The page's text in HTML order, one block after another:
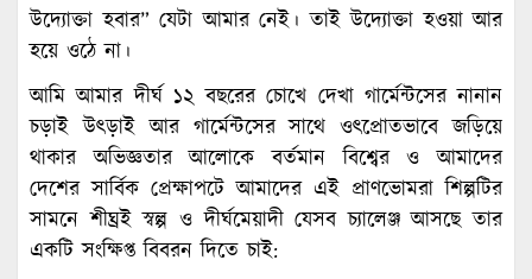
উদ্যোক্তা হবার” যেটা আমার নেই। তাই উদ্যোক্তা হওয়া আর
হয়ে ওঠে না।
আমি আমার দীর্ঘ ১২ বছরের চোখে দেখা গার্মেন্টসের নানান
চড়াই উৎড়াই আর গার্মেন্টসের সাথে ওৎপ্রোতভাবে জড়িয়ে
থাকার অভিজ্ঞতার আলোকে বর্তমান বিশ্বের ও আমাদের
দেশের সার্বিক প্রেক্ষাপটে আমাদের এই প্রাণভোমরা শিল্পটির
সামনে শীঘ্রই স্বল্প ও দীর্ঘমেয়াদী যেসব চ্যালেঞ্জ আসছে তার
একটি সংক্ষিপ্ত বিবরন দিতে চাই: